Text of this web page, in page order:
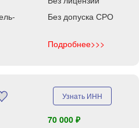
Без допуска СРО
Подробнее>>>
Узнать ИНН
70 000 ₽